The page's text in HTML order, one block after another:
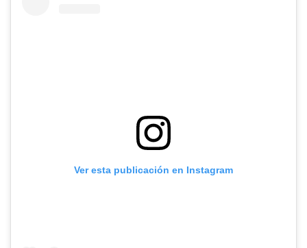
Ver esta publicación en Instagram